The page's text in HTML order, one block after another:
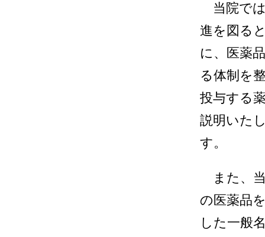
当院では
進を図る
に、医薬
る体制を
投与する
説明いた
す。
また、
の医薬品
した一般